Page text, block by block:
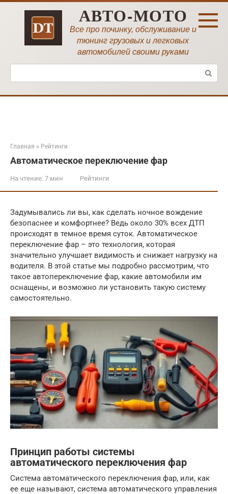
Перейти
АВТО-МОТО
Все про починку, обслуживание и
тюнинг грузовых и легковых
автомобилей своими руками
Поиск:
Главная » Рейтинги
Автоматическое переключение фар
На чтение: 7 мин Рейтинги
Задумывались ли вы, как сделать ночное вождение
безопаснее и комфортнее? Ведь около 30% всех ДТП
происходят в темное время суток. Автоматическое
переключение фар – это технология, которая
значительно улучшает видимость и снижает нагрузку на
водителя. В этой статье мы подробно рассмотрим, что
такое автопереключение фар, какие автомобили им
оснащены, и возможно ли установить такую систему
самостоятельно.
Принцип работы системы
автоматического переключения фар
Система автоматического переключения фар, или, как
ее еще называют, система автоматического управления